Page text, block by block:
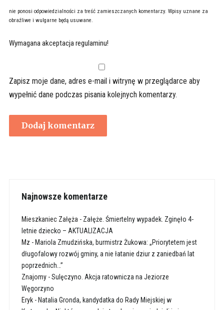
nie ponosi odpowiedzialności za treść zamieszczanych komentarzy. Wpisy uznane za
obraźliwe i wulgarne będą usuwane.
Wymagana akceptacja regulaminu!
Zapisz moje dane, adres e-mail i witrynę w przeglądarce aby
wypełnić dane podczas pisania kolejnych komentarzy.
Najnowsze komentarze
Mieszkaniec Załęża - Załęże. Śmiertelny wypadek. Zginęło 4-
letnie dziecko – AKTUALIZACJA
Mz - Mariola Zmudzińska, burmistrz Żukowa: „Priorytetem jest
długofalowy rozwój gminy, a nie łatanie dziur z zaniedbań lat
poprzednich…”
Znajomy-Sulęczyno. Akcja ratownicza na Jeziorze
Węgorzyno
Eryk- Natalia Gronda, kandydatka do Rady Miejskiej w